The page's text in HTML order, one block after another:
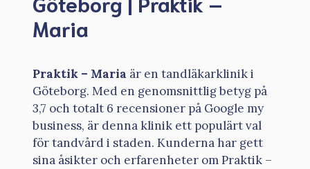
Maria
Praktik – Maria är en tandläkarklinik i
Göteborg. Med en genomsnittlig betyg på
3,7 och totalt 6 recensioner på Google my
business, är denna klinik ett populärt val
för tandvård i staden. Kunderna har gett
sina åsikter och erfarenheter om Praktik –